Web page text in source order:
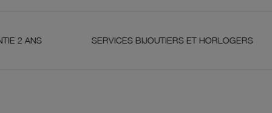
SERVICES BIJOUTIERS ET HORLOGERS